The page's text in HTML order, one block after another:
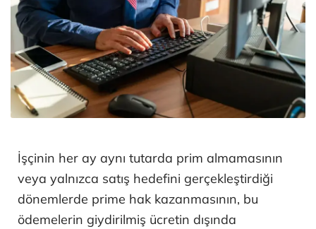
İşçinin her ay aynı tutarda prim almamasının
veya yalnızca satış hedefini gerçekleştirdiği
dönemlerde prime hak kazanmasının, bu
ödemelerin giydirilmiş ücretin dışında